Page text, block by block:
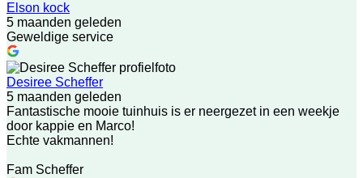
Elson kock
5 maanden geleden
Geweldige service
Desiree Scheffer
5 maanden geleden
Fantastische mooie tuinhuis is er neergezet in een weekje
door kappie en Marco!
Echte vakmannen!
Fam Scheffer